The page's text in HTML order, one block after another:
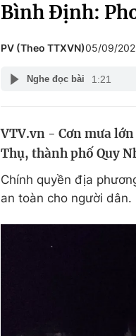
Làm đẹp
Bình Định:
PV (Theo TTXVN)05/09/
Nghe đọc bài 1:21
VTV.vn - Cơn mưa
Thụ, thành phố Quy
Chính quyền địa
an toàn cho người dân.